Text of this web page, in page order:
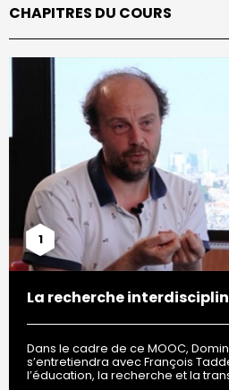
CHAPITRES DU COURS
1
La recherche
Dans le cadre de ce MOOC,
s’entretiendra avec François
l’éducation, la recherche et la